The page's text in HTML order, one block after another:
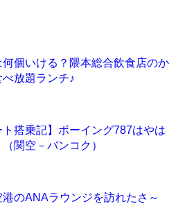
何個いける？隈本総合飲食店のか
べ放題ランチ♪
ト搭乗記】ボーイング787はやは
関空－バンコク）
港のANAラウンジを訪れたさ～